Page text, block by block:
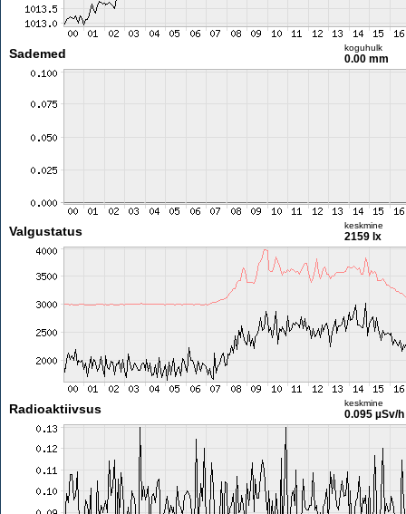
Sademed koguhulk
0.00 mm
Valgustatus keskmine
2159 lx
Radioaktiivsus keskmine
0.095 µSv/h